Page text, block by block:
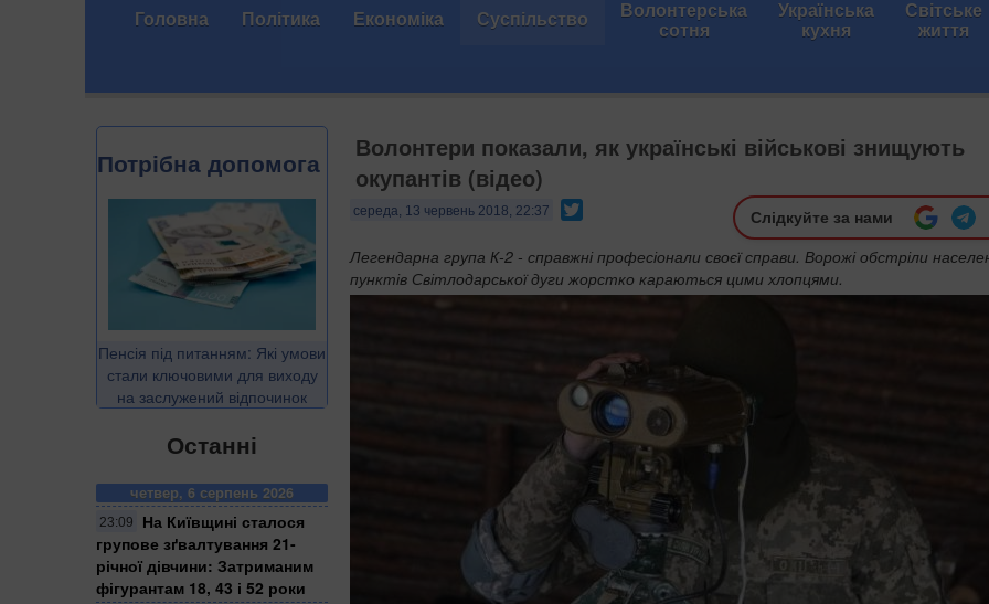
Головна Політика Економіка Суспільство Волонтерська
сотня
Українська
кухня
Світське
життя
Потрібна допомога
Пенсія під питанням: Які умови
стали ключовими для виходу
на заслужений відпочинок
Останні
четвер, 6 серпень 2026
23:09
На Київщині сталося
групове зґвалтування 21-
річної дівчини: Затриманим
фігурантам 18, 43 і 52 роки
Волонтери показали, як українські військові знищують
окупантів (відео)
середа, 13 червень 2018, 22:37 Слідкуйте за нами
Легендарна група К-2 - справжні професіонали своєї справи. Ворожі обстріли
пунктів Світлодарської дуги жорстко караються цими хлопцями.